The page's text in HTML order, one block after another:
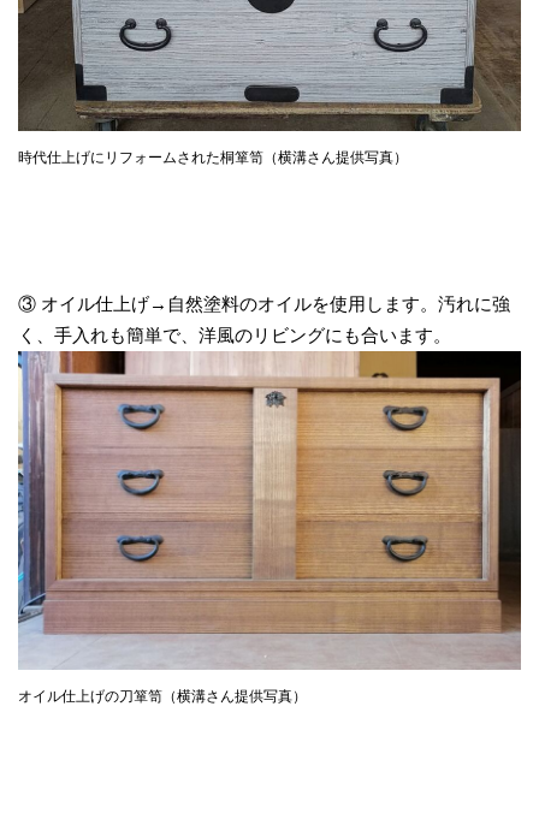
時代仕上げにリフォームされた桐箪笥（横溝さん提供写真）
③ オイル仕上げ→自然塗料のオイルを使用します。汚れに強
く、手入れも簡単で、洋風のリビングにも合います。
オイル仕上げの刀箪笥（横溝さん提供写真）